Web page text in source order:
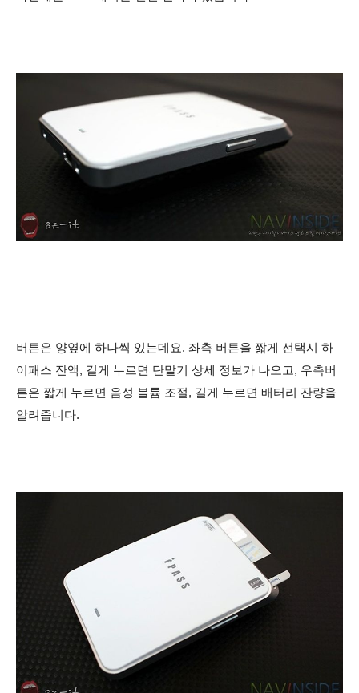
버튼은 양옆에 하나씩 있는데요. 좌측 버튼을 짧게 선택시 하
이패스 잔액, 길게 누르면 단말기 상세 정보가 나오고, 우측버
튼은 짧게 누르면 음성 볼륨 조절, 길게 누르면 배터리 잔량을
알려줍니다.